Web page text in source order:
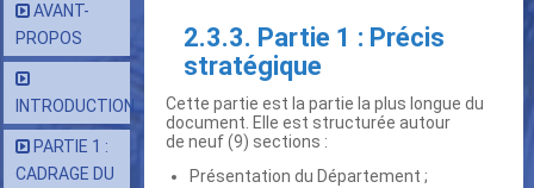
AVANT-
PROPOS
INTRODUCTION
PARTIE 1 :
CADRAGE DU
2.3.3. Partie 1 : Précis
stratégique
Cette partie est la partie la plus longue du
document. Elle est structurée autour
de neuf (9) sections :
Présentation du Département ;